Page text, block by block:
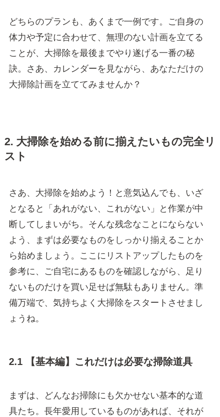
どちらのプランも、あくまで一例です。ご自身の
体力や予定に合わせて、無理のない計画を立てる
ことが、大掃除を最後までやり遂げる一番の秘
訣。さあ、カレンダーを見ながら、あなただけの
大掃除計画を立ててみませんか？
2. 大掃除を始める前に揃えたいもの完全リ
スト
さあ、大掃除を始めよう！と意気込んでも、いざ
となると「あれがない、これがない」と作業が中
断してしまいがち。そんな残念なことにならない
よう、まずは必要なものをしっかり揃えることか
ら始めましょう。ここにリストアップしたものを
参考に、ご自宅にあるものを確認しながら、足り
ないものだけを買い足せば無駄もありません。準
備万端で、気持ちよく大掃除をスタートさせまし
ょうね。
2.1 【基本編】これだけは必要な掃除道具
まずは、どんなお掃除にも欠かせない基本的な道
具たち。長年愛用しているものがあれば、それが